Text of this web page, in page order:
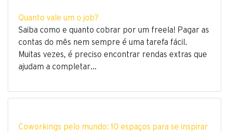
Quanto vale um o job?
Saiba como e quanto cobrar por um freela! Pagar as
contas do mês nem sempre é uma tarefa fácil.
Muitas vezes, é preciso encontrar rendas extras que
ajudam a completar…
Coworkings pelo mundo: 10 espaços para se inspirar